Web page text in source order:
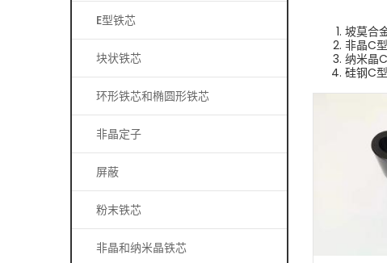
E型铁芯
块状铁芯
环形铁芯和椭圆形铁芯
非晶定子
屏蔽
粉末铁芯
非晶和纳米晶铁芯
坡莫合
非晶C
纳米晶
硅钢C